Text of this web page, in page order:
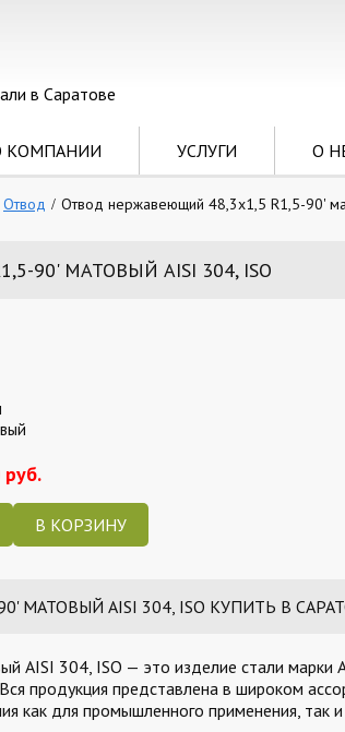
в Саратове
КОМПАНИИ УСЛУГИ О
Отвод Отвод нержавеющий 48,3х1,5 R1,5-90'
90' МАТОВЫЙ AISI 304, ISO
руб.
МАТОВЫЙ AISI 304, ISO КУПИТЬ В
304, ISO — это изделие стали марки
продукция представлена в широком
как для промышленного применения, так